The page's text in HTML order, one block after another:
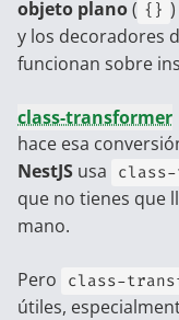
objeto plano( {}
y los decoradores
funcionan sobre
class-transformer
hace esa
NestJS usa
que no tienes que
mano.
Pero class-
útiles,